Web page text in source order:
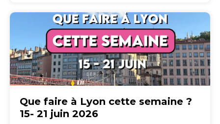
Que faire à Lyon cette semaine ?
15- 21 juin 2026